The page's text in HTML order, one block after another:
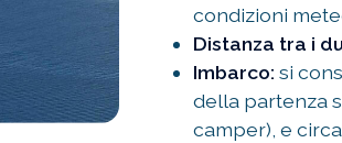
condizioni
Distanza tra i
Imbarco: si
della partenza
camper), e